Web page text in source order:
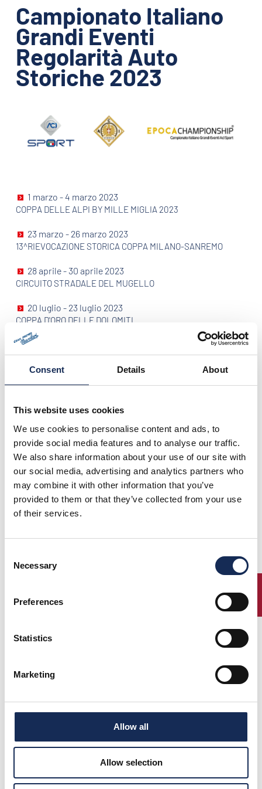
Consent Details About
This website uses cookies
We use cookies to personalise content and ads, to
provide social media features and to analyse our traffic.
We also share information about your use of our site with
our social media, advertising and analytics partners who
may combine it with other information that you’ve
provided to them or that they’ve collected from your use
of their services.
Selection
Necessary
Preferences
Statistics
Marketing
Allow all
Allow selection
PHOTO&VIDEO2025
Campionato Italiano
Grandi Eventi
Regolarità Auto
Storiche 2023
1 marzo - 4 marzo 2023
COPPA DELLE ALPI BY MILLE MIGLIA 2023
23 marzo - 26 marzo 2023
13^RIEVOCAZIONE STORICA COPPA MILANO-SANREMO
28 aprile - 30 aprile 2023
CIRCUITO STRADALE DEL MUGELLO
20 luglio - 23 luglio 2023
COPPA D'ORO DELLE DOLOMITI
14 settembre - 17 settembre 2023
33° GRAN PREMIO NUVOLARI - PREMIO MANTOVA 2023
Scarica le classifiche
Alessandro Molgora
ENTRY